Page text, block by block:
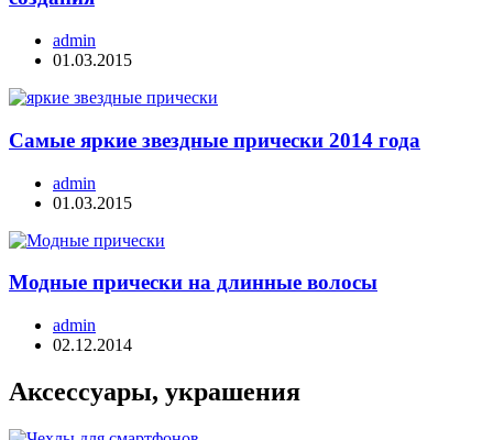
admin
01.03.2015
Самые яркие звездные прически 2014 года
admin
01.03.2015
Модные прически на длинные волосы
admin
02.12.2014
Аксессуары, украшения